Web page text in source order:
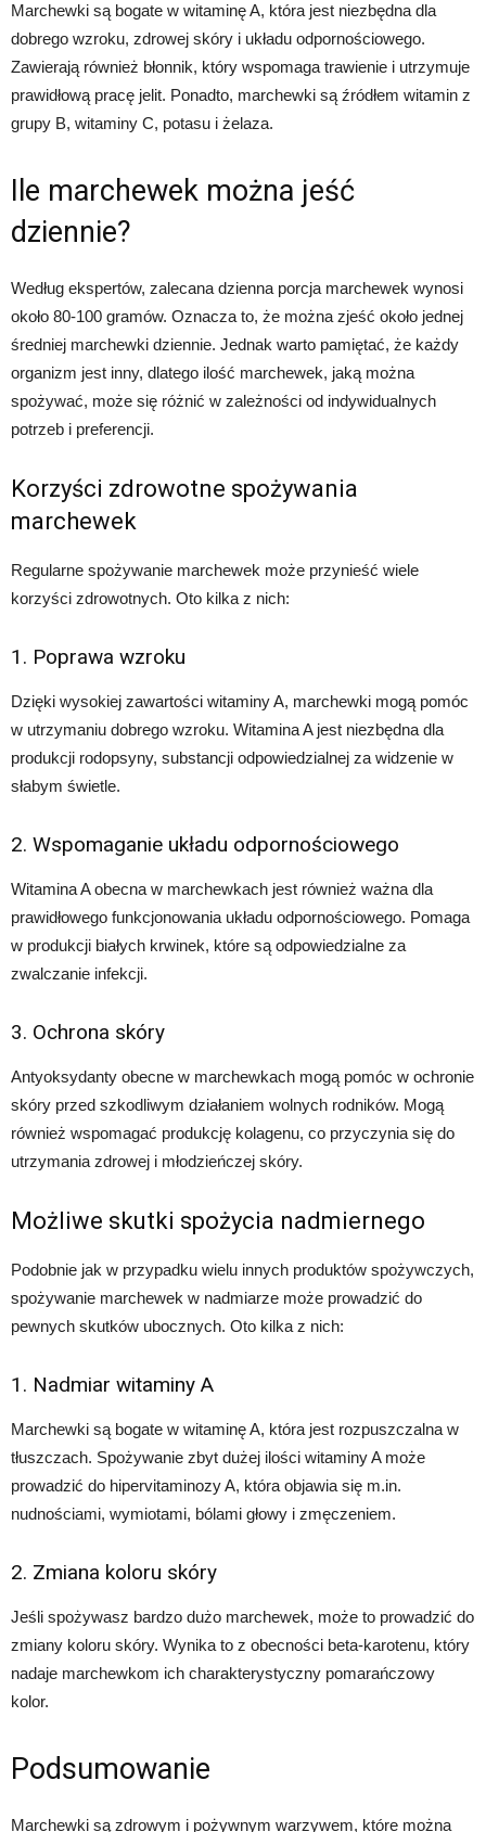
Marchewki są bogate w witaminę A, która jest niezbędna dla
dobrego wzroku, zdrowej skóry i układu odpornościowego.
Zawierają również błonnik, który wspomaga trawienie i utrzymuje
prawidłową pracę jelit. Ponadto, marchewki są źródłem witamin z
grupy B, witaminy C, potasu i żelaza.
Ile marchewek można jeść
dziennie?
Według ekspertów, zalecana dzienna porcja marchewek wynosi
około 80-100 gramów. Oznacza to, że można zjeść około jednej
średniej marchewki dziennie. Jednak warto pamiętać, że każdy
organizm jest inny, dlatego ilość marchewek, jaką można
spożywać, może się różnić w zależności od indywidualnych
potrzeb i preferencji.
Korzyści zdrowotne spożywania
marchewek
Regularne spożywanie marchewek może przynieść wiele
korzyści zdrowotnych. Oto kilka z nich:
1. Poprawa wzroku
Dzięki wysokiej zawartości witaminy A, marchewki mogą pomóc
w utrzymaniu dobrego wzroku. Witamina A jest niezbędna dla
produkcji rodopsyny, substancji odpowiedzialnej za widzenie w
słabym świetle.
2. Wspomaganie układu odpornościowego
Witamina A obecna w marchewkach jest również ważna dla
prawidłowego funkcjonowania układu odpornościowego. Pomaga
w produkcji białych krwinek, które są odpowiedzialne za
zwalczanie infekcji.
3. Ochrona skóry
Antyoksydanty obecne w marchewkach mogą pomóc w ochronie
skóry przed szkodliwym działaniem wolnych rodników. Mogą
również wspomagać produkcję kolagenu, co przyczynia się do
utrzymania zdrowej i młodzieńczej skóry.
Możliwe skutki spożycia nadmiernego
Podobnie jak w przypadku wielu innych produktów spożywczych,
spożywanie marchewek w nadmiarze może prowadzić do
pewnych skutków ubocznych. Oto kilka z nich:
1. Nadmiar witaminy A
Marchewki są bogate w witaminę A, która jest rozpuszczalna w
tłuszczach. Spożywanie zbyt dużej ilości witaminy A może
prowadzić do hipervitaminozy A, która objawia się m.in.
nudnościami, wymiotami, bólami głowy i zmęczeniem.
2. Zmiana koloru skóry
Jeśli spożywasz bardzo dużo marchewek, może to prowadzić do
zmiany koloru skóry. Wynika to z obecności beta-karotenu, który
nadaje marchewkom ich charakterystyczny pomarańczowy
kolor.
Podsumowanie
Marchewki są zdrowym i pożywnym warzywem, które można